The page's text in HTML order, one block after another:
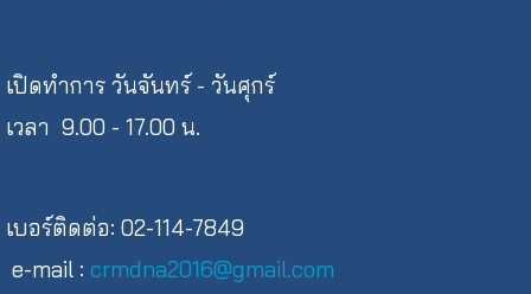
เปิดทำการ วันจันทร์ - วันศุกร์
เวลา 9.00 - 17.00 น.
เบอร์ติดต่อ: 02-114-7849
e-mail : crmdna2016@gmail.com